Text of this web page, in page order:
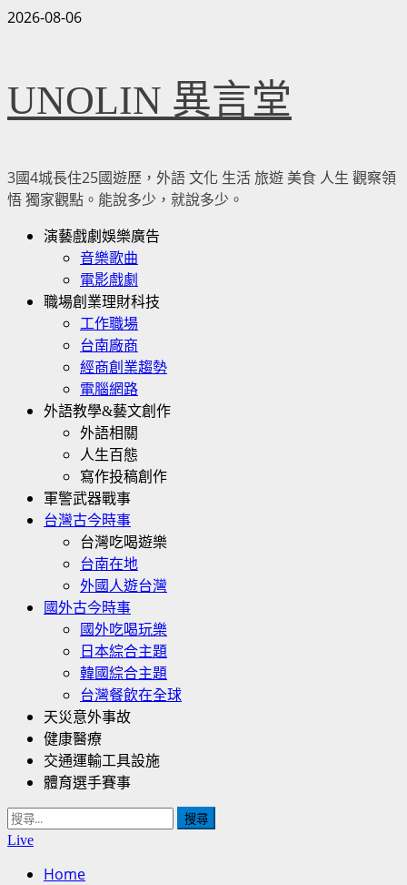
Skip
2026-08-06
UNOLIN 異言堂
3國4城長住25國遊歷，外語 文化 生活 旅遊 美食 人生 觀察領
悟 獨家觀點。能說多少，就說多少。
Primary演藝戲劇娛樂廣告
音樂歌曲
電影戲劇
職場創業理財科技
工作職場
台南廠商
經商創業趨勢
電腦網路
外語教學&藝文創作
外語相關
人生百態
寫作投稿創作
軍警武器戰事
台灣古今時事
台灣吃喝遊樂
台南在地
外國人遊台灣
國外古今時事
國外吃喝玩樂
日本綜合主題
韓國綜合主題
台灣餐飲在全球
天災意外事故
健康醫療
交通運輸工具設施
體育選手賽事
搜
尋
Live
Home